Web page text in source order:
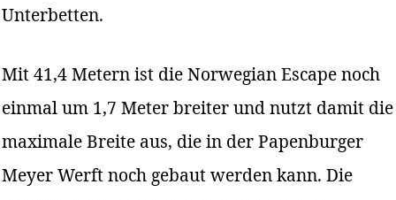
Unterbetten.
Mit 41,4 Metern ist die Norwegian Escape noch
einmal um 1,7 Meter breiter und nutzt damit die
maximale Breite aus, die in der Papenburger
Meyer Werft noch gebaut werden kann. Die